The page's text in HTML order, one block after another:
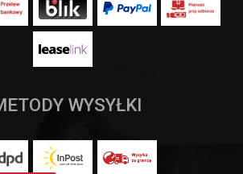
WYSYŁKI